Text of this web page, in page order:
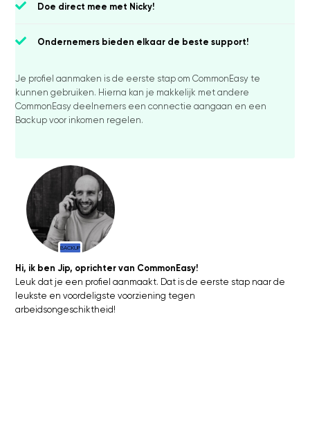
Doe direct mee met Nicky!
Ondernemers bieden elkaar de beste support!
Je profiel aanmaken is de eerste stap om CommonEasy te
kunnen gebruiken. Hierna kan je makkelijk met andere
CommonEasy deelnemers een connectie aangaan en een
Backup voor inkomen regelen.
BACKUP
Hi, ik ben Jip, oprichter van CommonEasy!
Leuk dat je een profiel aanmaakt. Dat is de eerste stap naar de
leukste en voordeligste voorziening tegen
arbeidsongeschiktheid!